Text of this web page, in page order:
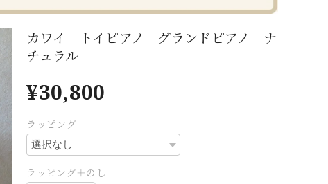
カワイ トイピアノ グランドピアノ ナ
チュラル
¥30,800
ラッピング
ラッピング＋のし